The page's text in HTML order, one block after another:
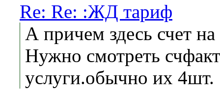
Re: Re: :ЖД тариф
А причем здесь счет на
Нужно смотреть
услуги.обычно их 4шт.